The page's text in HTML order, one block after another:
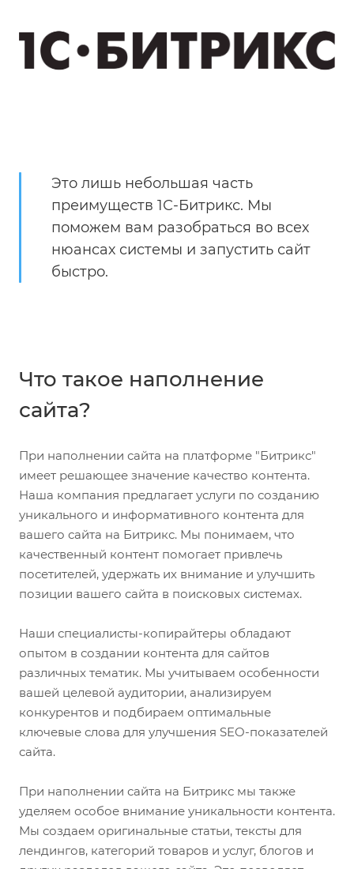
Это лишь небольшая часть
преимуществ 1С-Битрикс. Мы
поможем вам разобраться во всех
нюансах системы и запустить сайт
быстро.
Что такое наполнение
сайта?
При наполнении сайта на платформе "Битрикс"
имеет решающее значение качество контента.
Наша компания предлагает услуги по созданию
уникального и информативного контента для
вашего сайта на Битрикс. Мы понимаем, что
качественный контент помогает привлечь
посетителей, удержать их внимание и улучшить
позиции вашего сайта в поисковых системах.
Наши специалисты-копирайтеры обладают
опытом в создании контента для сайтов
различных тематик. Мы учитываем особенности
вашей целевой аудитории, анализируем
конкурентов и подбираем оптимальные
ключевые слова для улучшения SEO-показателей
сайта.
При наполнении сайта на Битрикс мы также
уделяем особое внимание уникальности контента.
Мы создаем оригинальные статьи, тексты для
лендингов, категорий товаров и услуг, блогов и